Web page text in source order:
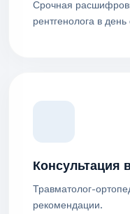
Срочная
рентгенолога в
Консультация
Травматолог-
рекомендации.